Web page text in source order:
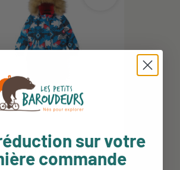
hiver bébé Lappi -
Reima - Bright Blue
sur votre
commande